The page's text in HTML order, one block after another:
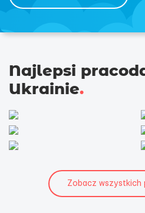
Najlepsi
Ukrainie.
Zobacz wszystkich